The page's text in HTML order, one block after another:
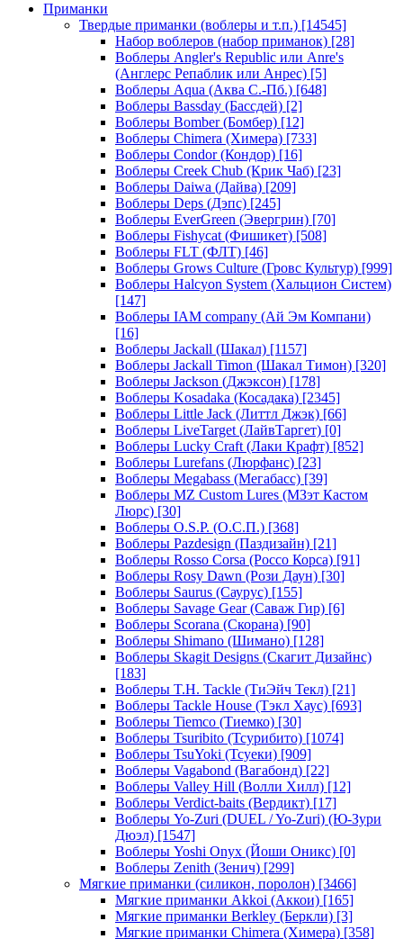
Приманки
Твердые приманки (воблеры и т.п.) [14545]
Набор воблеров (набор приманок) [28]
Воблеры Angler's Republic или Anre's
(Англерс Репаблик или Анрес) [5]
Воблеры Aqua (Аква С.-Пб.) [648]
Воблеры Bassday (Бассдей) [2]
Воблеры Bomber (Бомбер) [12]
Воблеры Chimera (Химера) [733]
Воблеры Condor (Кондор) [16]
Воблеры Creek Chub (Крик Чаб) [23]
Воблеры Daiwa (Дайва) [209]
Воблеры Deps (Дэпс) [245]
Воблеры EverGreen (Эвергрин) [70]
Воблеры Fishycat (Фишикет) [508]
Воблеры FLT (ФЛТ) [46]
Воблеры Grows Culture (Гровс Культур) [999]
Воблеры Halcyon System (Хальцион Систем)
[147]
Воблеры IAM company (Ай Эм Компани)
[16]
Воблеры Jackall (Шакал) [1157]
Воблеры Jackall Timon (Шакал Тимон) [320]
Воблеры Jackson (Джэксон) [178]
Воблеры Kosadaka (Косадака) [2345]
Воблеры Little Jack (Литтл Джэк) [66]
Воблеры LiveTarget (ЛайвТаргет) [0]
Воблеры Lucky Craft (Лаки Крафт) [852]
Воблеры Lurefans (Люрфанс) [23]
Воблеры Megabass (Мегабасс) [39]
Воблеры MZ Custom Lures (МЗэт Кастом
Люрс) [30]
Воблеры O.S.P. (О.С.П.) [368]
Воблеры Pazdesign (Паздизайн) [21]
Воблеры Rosso Corsa (Россо Корса) [91]
Воблеры Rosy Dawn (Рози Даун) [30]
Воблеры Saurus (Саурус) [155]
Воблеры Savage Gear (Саваж Гир) [6]
Воблеры Scorana (Скорана) [90]
Воблеры Shimano (Шимано) [128]
Воблеры Skagit Designs (Скагит Дизайнс)
[183]
Воблеры T.H. Tackle (ТиЭйч Текл) [21]
Воблеры Tackle House (Тэкл Хаус) [693]
Воблеры Tiemco (Тиемко) [30]
Воблеры Tsuribito (Тсурибито) [1074]
Воблеры TsuYoki (Тсуеки) [909]
Воблеры Vagabond (Вагабонд) [22]
Воблеры Valley Hill (Волли Хилл) [12]
Воблеры Verdict-baits (Вердикт) [17]
Воблеры Yo-Zuri (DUEL / Yo-Zuri) (Ю-Зури
Дюэл) [1547]
Воблеры Yoshi Onyx (Йоши Оникс) [0]
Воблеры Zenith (Зенич) [299]
Мягкие приманки (силикон, поролон) [3466]
Мягкие приманки Akkoi (Аккои) [165]
Мягкие приманки Berkley (Беркли) [3]
Мягкие приманки Chimera (Химера) [358]